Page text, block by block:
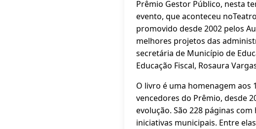
Prêmio Gestor Público, nesta
evento, que aconteceu
promovido desde 2002 pelos
melhores projetos das
secretária de Município de
Educação Fiscal, Rosaura
O livro é uma homenagem aos
vencedores do Prêmio, desde
evolução. São 228 páginas
iniciativas municipais. Entre